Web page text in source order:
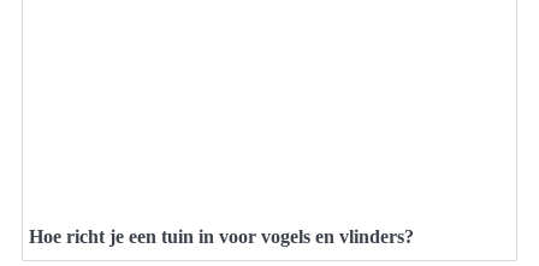
Hoe richt je een tuin in voor vogels en vlinders?